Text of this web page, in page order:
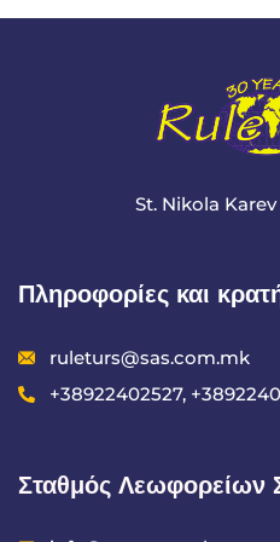
St. Nikola
Πληροφορίες και
ruleturs@sas.com.mk
+38922402527,
Σταθμός Λεωφορείων